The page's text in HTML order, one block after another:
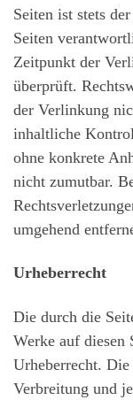
Seiten ist stets
Seiten
Zeitpunkt der
überprüft.
der Verlinkung
inhaltliche
ohne konkrete
nicht zumutbar.
umgehend
Urheberrecht
Die durch die
Werke auf diesen
Urheberrecht.
Verbreitung und